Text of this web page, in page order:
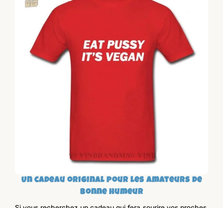
Un cadeau original pour les amateurs de
bonne humeur